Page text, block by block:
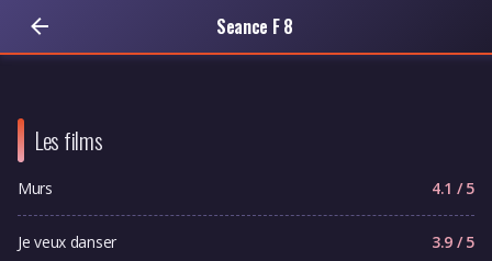
Seance F 8
Les films
Murs 4.1 / 5
Je veux danser 3.9 / 5